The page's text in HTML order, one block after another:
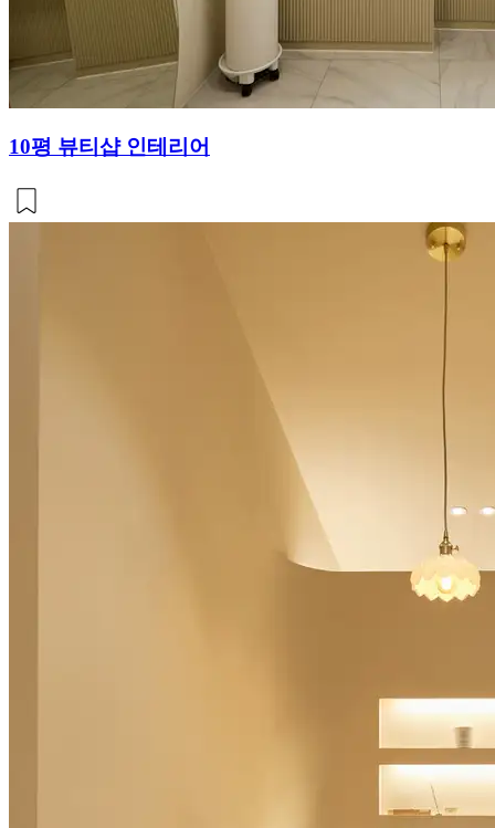
10평 뷰티샵 인테리어